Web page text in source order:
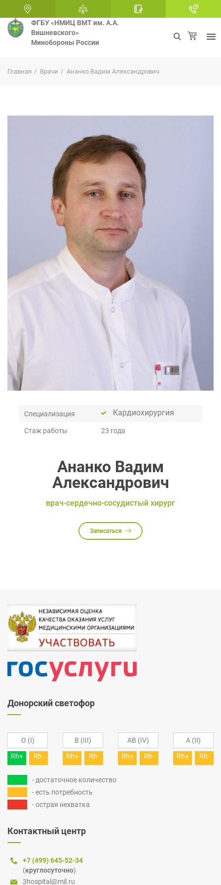
ФГБУ «НМИЦ ВМТ им. А.А.
Вишневского»
Минобороны России
Главная Врачи Ананко Вадим Александрович
Специализация Кардиохирургия
Стаж работы 23 года
Ананко Вадим
Александрович
врач-сердечно-сосудистый хирург
Записаться
Донорский светофор
O (I)
Rh+
Rh-
B (III)
Rh+
Rh-
AB (IV)
Rh+
Rh-
A (II)
Rh+
Rh-
- достаточное количество
- есть потребность
- острая нехватка
Контактный центр
+7 (499) 645-52-34
(круглосуточно)
3hospital@mil.ru